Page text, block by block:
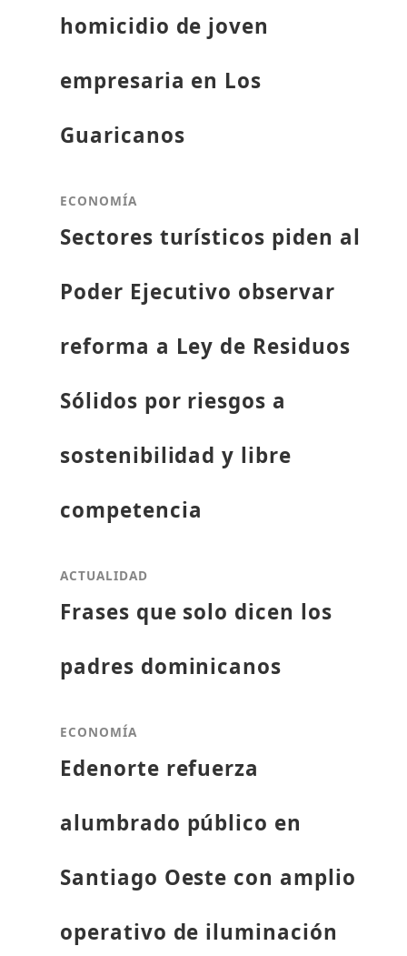
homicidio de joven
empresaria en Los
Guaricanos
ECONOMÍA
Sectores turísticos piden al
Poder Ejecutivo observar
reforma a Ley de Residuos
Sólidos por riesgos a
sostenibilidad y libre
competencia
ACTUALIDAD
Frases que solo dicen los
padres dominicanos
ECONOMÍA
Edenorte refuerza
alumbrado público en
Santiago Oeste con amplio
operativo de iluminación